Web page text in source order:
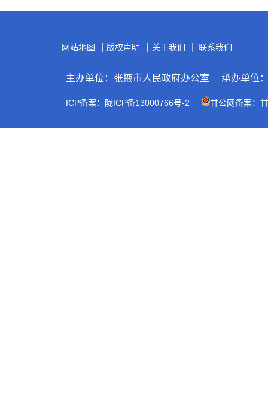
网站地图 版权声明 关于我们 联系我们
主办单位：张掖市人民政府办公室 承办单位
ICP备案：陇ICP备13000766号-2 甘公网备案：